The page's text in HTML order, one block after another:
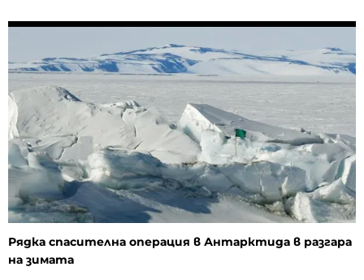
Рядка спасителна операция в Антарктида в разгара
на зимата